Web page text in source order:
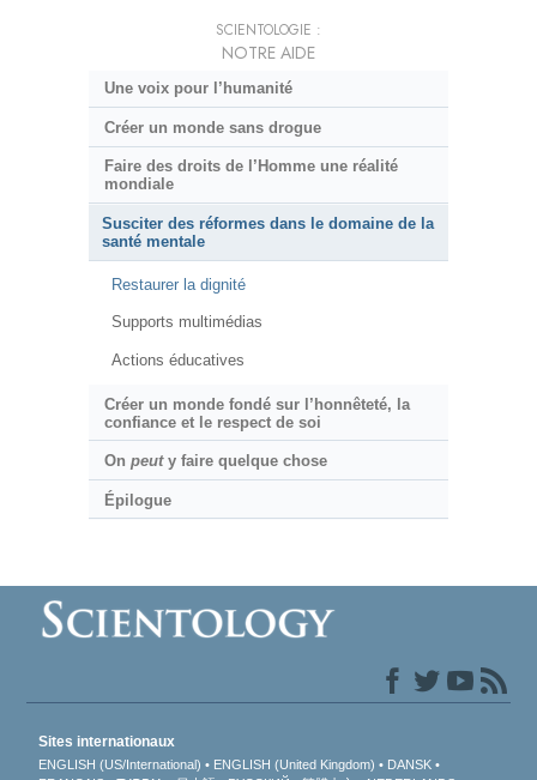
SCIENTOLOGIE :
NOTRE AIDE
Une voix pour l’humanité
Créer un monde sans drogue
Faire des droits de l’Homme une réalité
mondiale
Susciter des réformes dans le domaine de la
santé mentale
Restaurer la dignité
Supports multimédias
Actions éducatives
Créer un monde fondé sur l’honnêteté, la
confiance et le respect de soi
On peuty faire quelque chose
Épilogue
Sites internationaux
ENGLISH (US/International) ENGLISH (United Kingdom)
DANSK